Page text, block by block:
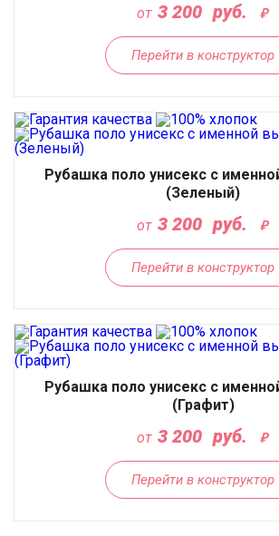
от 3 200 руб.
Перейти в конструктор
Рубашка поло унисекс с
(Зеленый)
от 3 200 руб.
Перейти в конструктор
Рубашка поло унисекс с
(Графит)
от 3 200 руб.
Перейти в конструктор